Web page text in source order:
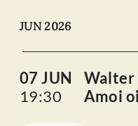
JUN 2026
07 JUN
19:30
Walter
Amoi